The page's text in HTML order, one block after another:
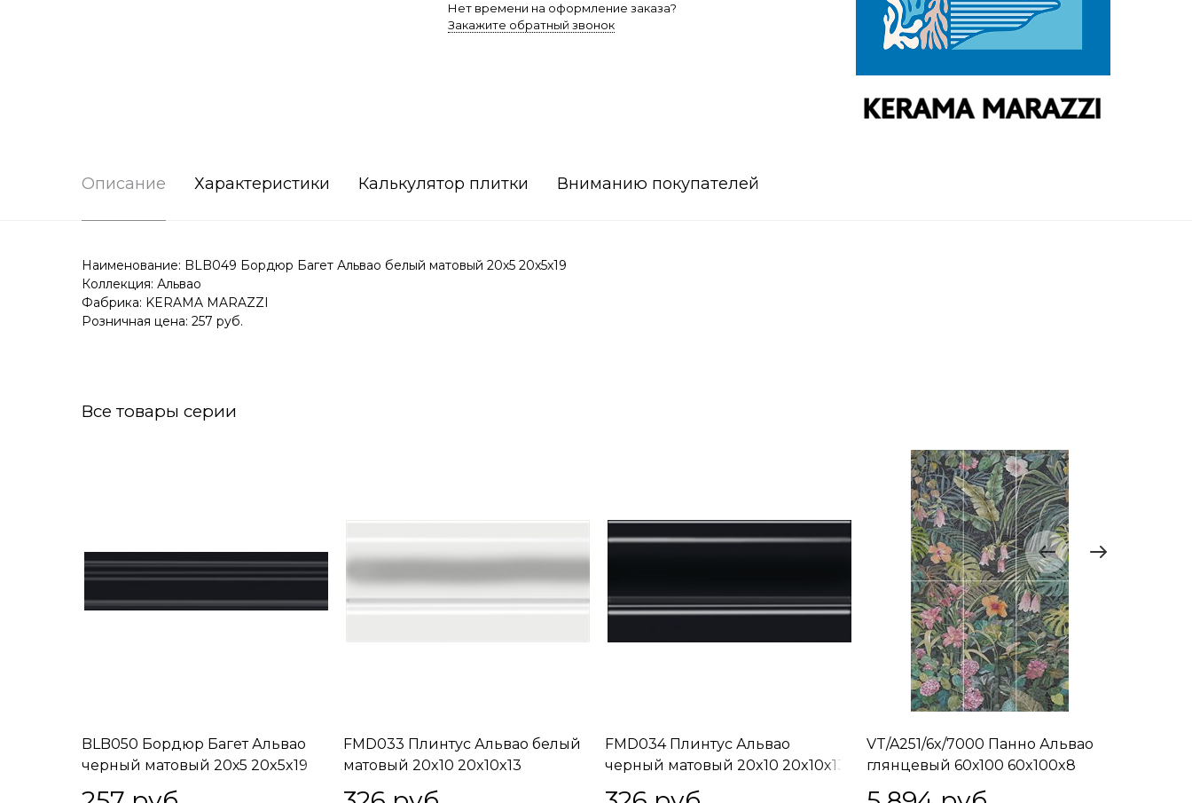
Нет времени на оформление заказа?
Закажите обратный звонок
Описание Характеристики Калькулятор плитки Вниманию покупателей
Наименование: BLB049 Бордюр Багет Альвао белый матовый 20х5 20x5x19
Коллекция: Альвао
Фабрика: KERAMA MARAZZI
Розничная цена: 257 руб.
Все товары серии
BLB050 Бордюр Багет Альвао
черный матовый 20х5 20x5x19
FMD033 Плинтус Альвао белый
матовый 20x10 20x10x13
FMD034 Плинтус Альвао
черный матовый 20x10 20x10x13
VT/A251/6x/7000 Панно Альвао
глянцевый 60х100 60x100x8